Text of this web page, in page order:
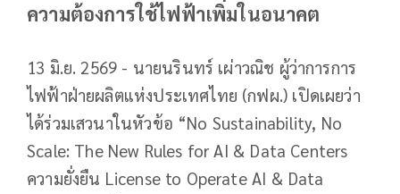
ความต้องการใช้ไฟฟ้าเพิ่มในอนาคต
13 มิ.ย. 2569 - นายนรินทร์ เผ่าวณิช ผู้ว่าการการ
ไฟฟ้าฝ่ายผลิตแห่งประเทศไทย (กฟผ.) เปิดเผยว่า
ได้ร่วมเสวนาในหัวข้อ “No Sustainability, No
Scale: The New Rules for AI & Data Centers
ความยั่งยืน License to Operate AI & Data